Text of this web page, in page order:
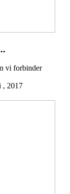
vi forbinder
, 2017